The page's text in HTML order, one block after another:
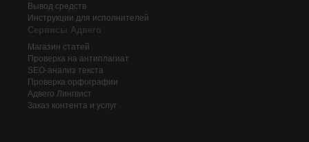
Вывод средств
Инструкции для исполнителей
Сервисы Адвего
Магазин статей
Проверка на антиплагиат
SEO-анализ текста
Проверка орфографии
Адвего Лингвист
Заказ контента и услуг